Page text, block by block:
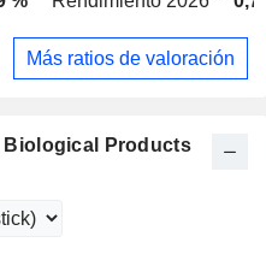
Más ratios de valoración
Biological Products